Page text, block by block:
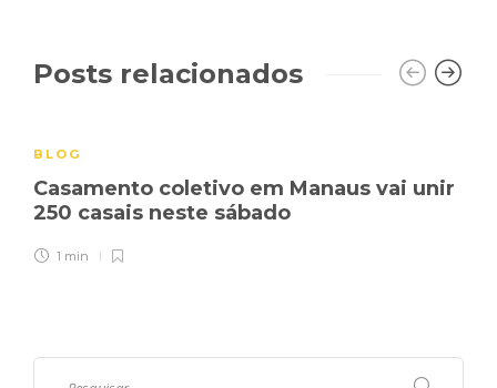
Posts relacionados
BLOG
Casamento coletivo em Manaus vai unir
250 casais neste sábado
1 min